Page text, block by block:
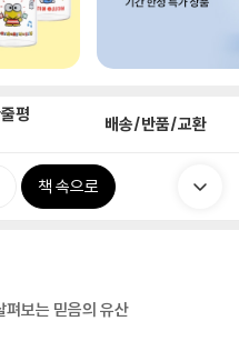
평 배송/반품/교환
책 속으로
보는 믿음의 유산